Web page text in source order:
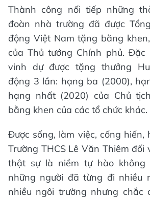
Thành công nối tiếp những
đoàn nhà trường đã được
động Việt Nam tặng bằng
của Thủ tướng Chính phủ. Đặc
vinh dự được tặng thưởng
động 3 lần: hạng ba (2000),
hạng nhất (2020) của Chủ
bằng khen của các tổ chức khác.
Được sống, làm việc, cống hiến,
Trường THCS Lê Văn Thiêm đối
thật sự là niềm tự hào không
những người đã từng đi nhiều
nhiều ngôi trường nhưng chắc